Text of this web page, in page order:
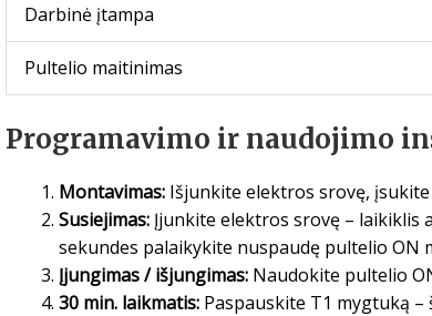
Darbinė įtampa
Pultelio maitinimas
Programavimo ir naudojimo
Montavimas:Išjunkite elektros srovę, įsukite
Susiejimas:Įjunkite elektros srovę – laikiklis
sekundes palaikykite nuspaudę pultelio
Įjungimas / išjungimas:Naudokite pultelio
30 min. laikmatis:Paspauskite T1 mygtuką –